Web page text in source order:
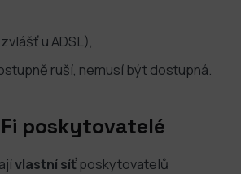
u ADSL),
ruší, nemusí být dostupná.
poskytovatelé
vlastní síťposkytovatelů